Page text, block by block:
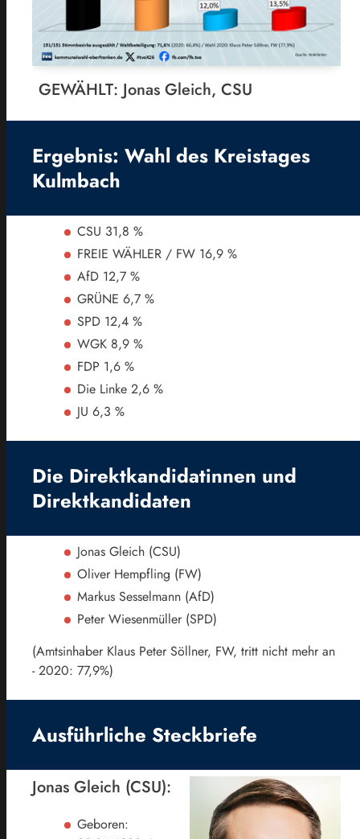
GEWÄHLT: Jonas Gleich, CSU
Ergebnis: Wahl des Kreistages
Kulmbach
CSU 31,8 %
FREIE WÄHLER / FW 16,9 %
AfD 12,7 %
GRÜNE 6,7 %
SPD 12,4 %
WGK 8,9 %
FDP 1,6 %
Die Linke 2,6 %
JU 6,3 %
Die Direktkandidatinnen und
Direktkandidaten
Jonas Gleich (CSU)
Oliver Hempfling (FW)
Markus Sesselmann (AfD)
Peter Wiesenmüller (SPD)
(Amtsinhaber Klaus Peter Söllner, FW, tritt nicht mehr an
- 2020: 77,9%)
Ausführliche Steckbriefe
Jonas Gleich (CSU):
Geboren: